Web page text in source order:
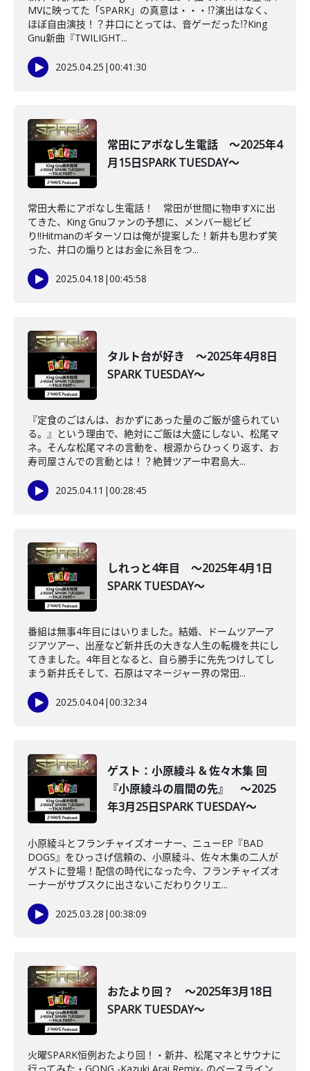
MVに映ってた「SPARK」の真意は・・・⁉演出はなく、
ほぼ自由演技！？井口にとっては、音ゲーだった⁉King
Gnu新曲『TWILIGHT...
2025.04.25 |00:41:30
常田にアポなし生電話 ～2025年4
月15日SPARK TUESDAY～
常田大希にアポなし生電話！ 常田が世間に物申すXに出
てきた、King Gnuファンの予想に、メンバー総ビビ
り!!Hitmanのギターソロは俺が提案した！新井も思わず笑
った、井口の煽りとはお金に糸目をつ...
2025.04.18 |00:45:58
タルト台が好き ～2025年4月8日
SPARK TUESDAY～
『定食のごはんは、おかずにあった量のご飯が盛られてい
る。』という理由で、絶対にご飯は大盛にしない、松尾マ
ネ。そんな松尾マネの言動を、根源からひっくり返す、お
寿司屋さんでの言動とは！？絶賛ツアー中君島大...
2025.04.11 |00:28:45
しれっと4年目 ～2025年4月1日
SPARK TUESDAY～
番組は無事4年目にはいりました。結婚、ドームツアーア
ジアツアー、出産など新井氏の大きな人生の転機を共にし
てきました。4年目となると、自ら勝手に先先つけしてし
まう新井氏そして、石原はマネージャー界の常田...
2025.04.04|00:32:34
ゲスト：小原綾斗 & 佐々木集 回
『小原綾斗の眉間の先』 ～2025
年3月25日SPARK TUESDAY～
小原綾斗とフランチャイズオーナー、ニューEP『BAD
DOGS』をひっさげ信頼の、小原綾斗、佐々木集の二人が
ゲストに登場！配信の時代になった今、フランチャイズオ
ーナーがサブスクに出さないこだわりクリエ...
2025.03.28 |00:38:09
おたより回？ ～2025年3月18日
SPARK TUESDAY～
火曜SPARK恒例おたより回！・新井、松尾マネとサウナに